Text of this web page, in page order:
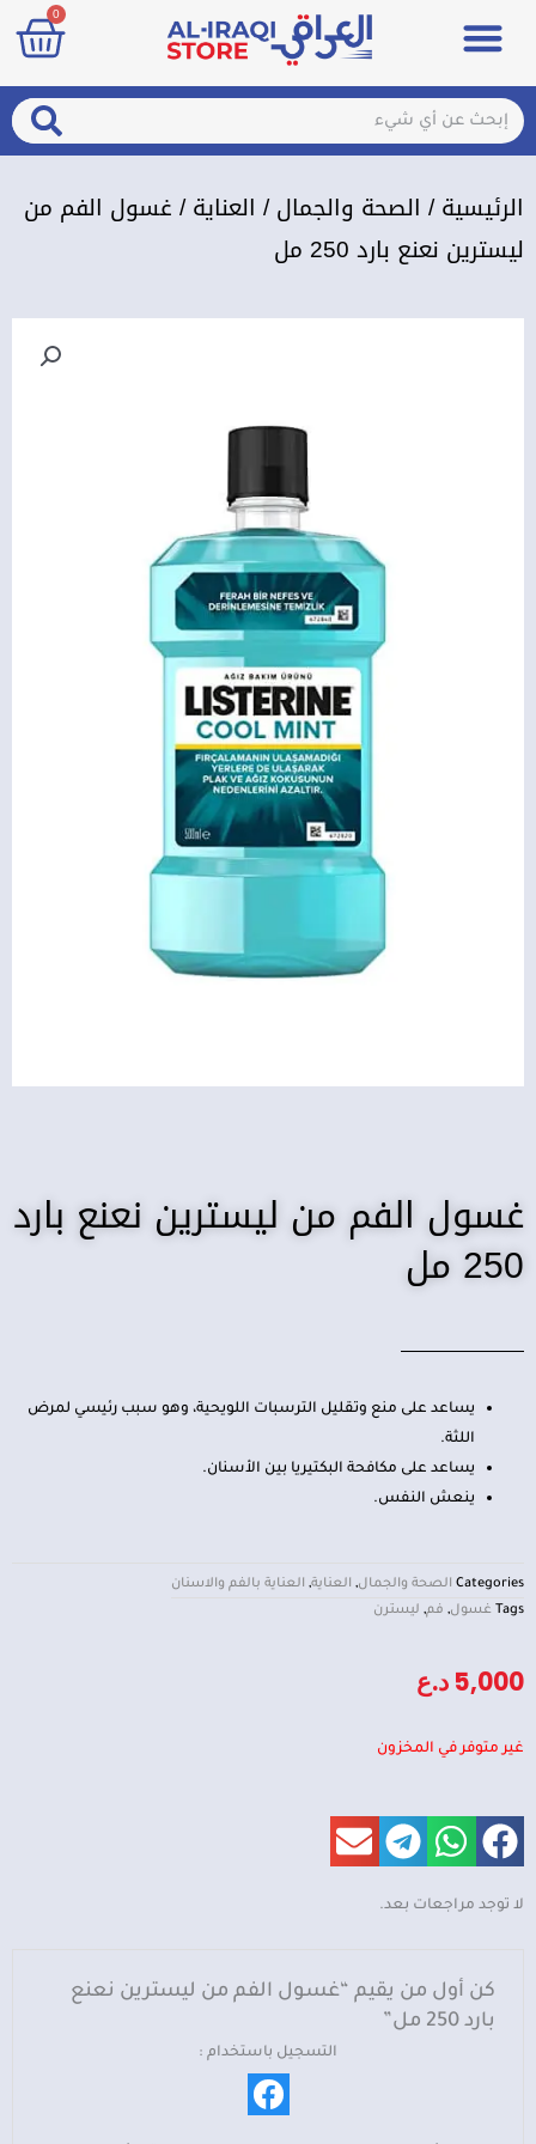
Menu
0
Search
الرئيسية/ الصحة والجمال/ العناية/ غسول الفم من
ليسترين نعنع بارد 250 مل
غسول الفم من ليسترين نعنع بارد
250 مل
يساعد على منع وتقليل الترسبات اللويحية، وهو سبب رئيسي لمرض
اللثة.
يساعد على مكافحة البكتيريا بين الأسنان.
ينعش النفس.
Categories الصحة والجمال, العناية, العناية بالفم والاسنان
Tags غسول, فم, ليسترن
5,000 د.ع
غير متوفر في المخزون
لا توجد مراجعات بعد.
كن أول من يقيم “غسول الفم من ليسترين نعنع
بارد 250 مل”
التسجيل باستخدام :